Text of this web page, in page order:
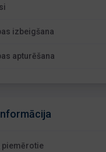
izbeigšana
apturēšana
piemērotie